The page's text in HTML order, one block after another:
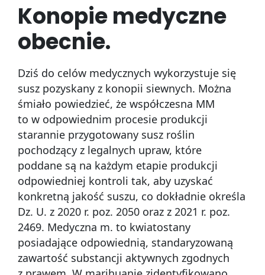
Konopie medyczne
obecnie.
Dziś do celów medycznych wykorzystuje się
susz pozyskany z konopii siewnych. Można
śmiało powiedzieć, że współczesna MM
to w odpowiednim procesie produkcji
starannie przygotowany susz roślin
pochodzący z legalnych upraw, które
poddane są na każdym etapie produkcji
odpowiedniej kontroli tak, aby uzyskać
konkretną jakość suszu, co dokładnie określa
Dz. U. z 2020 r. poz. 2050 oraz z 2021 r. poz.
2469. Medyczna m. to kwiatostany
posiadające odpowiednią, standaryzowaną
zawartość substancji aktywnych zgodnych